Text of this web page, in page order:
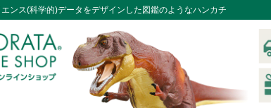
ンス(科学的)データをデザインした図鑑のようなハンカチ